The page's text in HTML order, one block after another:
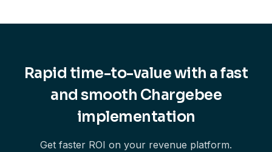
Rapid time-to-value with a fast
and smooth Chargebee
implementation
Get faster ROI on your revenue platform.